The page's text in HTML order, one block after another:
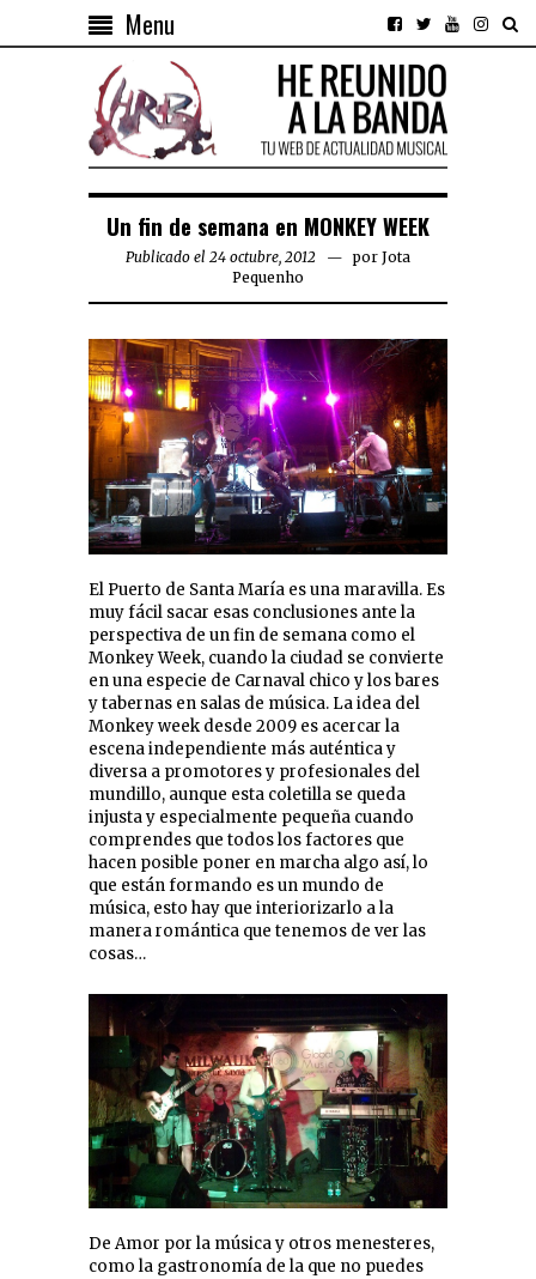
Menu
Un fin de semana en MONKEY WEEK
Publicado el 24 octubre, 2012 por Jota
Pequenho
El Puerto de Santa María es una maravilla. Es
muy fácil sacar esas conclusiones ante la
perspectiva de un fin de semana como el
Monkey Week, cuando la ciudad se convierte
en una especie de Carnaval chico y los bares
y tabernas en salas de música. La idea del
Monkey week desde 2009 es acercar la
escena independiente más auténtica y
diversa a promotores y profesionales del
mundillo, aunque esta coletilla se queda
injusta y especialmente pequeña cuando
comprendes que todos los factores que
hacen posible poner en marcha algo así, lo
que están formando es un mundo de
música, esto hay que interiorizarlo a la
manera romántica que tenemos de ver las
cosas…
De Amor por la música y otros menesteres,
como la gastronomía de la que no puedes